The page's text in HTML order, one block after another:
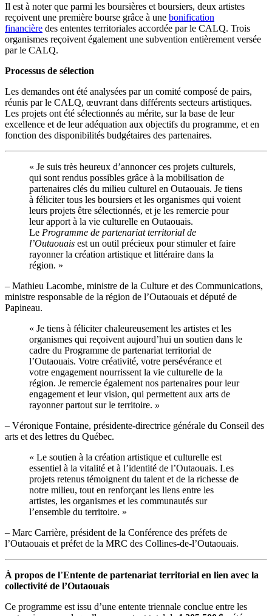
Il est à noter que parmi les boursières et boursiers, deux artistes
reçoivent une première bourse grâce à une bonification
financière des ententes territoriales accordée par le CALQ. Trois
organismes reçoivent également une subvention entièrement versée
par le CALQ.
Processus de sélection
Les demandes ont été analysées par un comité composé de pairs,
réunis par le CALQ, œuvrant dans différents secteurs artistiques.
Les projets ont été sélectionnés au mérite, sur la base de leur
excellence et de leur adéquation aux objectifs du programme, et en
fonction des disponibilités budgétaires des partenaires.
« Je suis très heureux d’annoncer ces projets culturels,
qui sont rendus possibles grâce à la mobilisation de
partenaires clés du milieu culturel en Outaouais. Je tiens
à féliciter tous les boursiers et les organismes qui voient
leurs projets être sélectionnés, et je les remercie pour
leur apport à la vie culturelle en Outaouais.
Le Programme de partenariat territorial de
l’Outaouais est un outil précieux pour stimuler et faire
rayonner la création artistique et littéraire dans la
région. »
– Mathieu Lacombe, ministre de la Culture et des Communications,
ministre responsable de la région de l’Outaouais et député de
Papineau.
« Je tiens à féliciter chaleureusement les artistes et les
organismes qui reçoivent aujourd’hui un soutien dans le
cadre du Programme de partenariat territorial de
l’Outaouais. Votre créativité, votre persévérance et
votre engagement nourrissent la vie culturelle de la
région. Je remercie également nos partenaires pour leur
engagement et leur vision, qui permettent aux arts de
rayonner partout sur le territoire. »
– Véronique Fontaine, présidente-directrice générale du Conseil des
arts et des lettres du Québec.
« Le soutien à la création artistique et culturelle est
essentiel à la vitalité et à l’identité de l’Outaouais. Les
projets retenus témoignent du talent et de la richesse de
notre milieu, tout en renforçant les liens entre les
artistes, les organismes et les communautés sur
l’ensemble du territoire. »
– Marc Carrière, président de la Conférence des préfets de
l’Outaouais et préfet de la MRC des Collines-de-l’Outaouais.
À propos de l’Entente de partenariat territorial en lien avec la
collectivité de l’Outaouais
Ce programme est issu d’une entente triennale conclue entre les